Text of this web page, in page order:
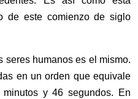
de este comienzo de siglo
seres humanos es el mismo.
en un orden que equivale
y 46 segundos. En